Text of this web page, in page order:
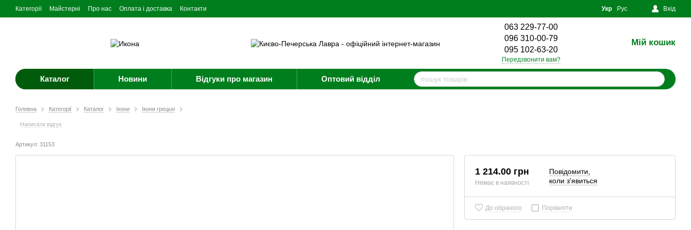
Категорії Майстерні Про нас Оплата і доставка Контакти Укр Рус Вхід
063 229-77-00
096 310-00-79
095 102-63-20
Передзвонити вам?
Мій кошик
Каталог Новини Відгуки про магазин Оптовий відділ
Головна Категорії Каталог Ікони Ікони грецькі
Написати відгук
Артикул: 31153
1 214.00 грн
Немає в наявності
Повідомити,
коли з'явиться
До обраного Порівняти